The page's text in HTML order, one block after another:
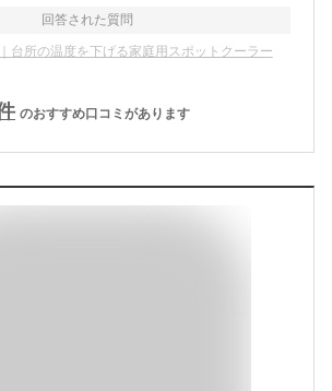
回答された質問
台所の温度を下げる家庭用スポットクーラー
のおすすめ口コミがあります